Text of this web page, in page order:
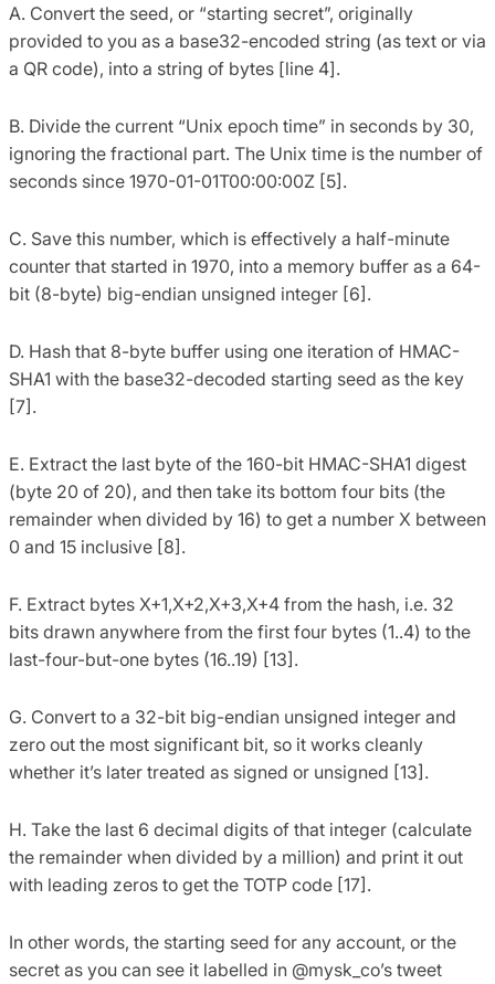
A. Convert the seed, or “starting secret”, originally
provided to you as a base32-encoded string (as text or via
a QR code), into a string of bytes [line 4].
B. Divide the current “Unix epoch time” in seconds by 30,
ignoring the fractional part. The Unix time is the number of
seconds since 1970-01-01T00:00:00Z [5].
C. Save this number, which is effectively a half-minute
counter that started in 1970, into a memory buffer as a 64-
bit (8-byte) big-endian unsigned integer [6].
D. Hash that 8-byte buffer using one iteration of HMAC-
SHA1 with the base32-decoded starting seed as the key
[7].
E. Extract the last byte of the 160-bit HMAC-SHA1 digest
(byte 20 of 20), and then take its bottom four bits (the
remainder when divided by 16) to get a number X between
0 and 15 inclusive [8].
F. Extract bytes X+1,X+2,X+3,X+4 from the hash, i.e. 32
bits drawn anywhere from the first four bytes (1..4) to the
last-four-but-one bytes (16..19) [13].
G. Convert to a 32-bit big-endian unsigned integer and
zero out the most significant bit, so it works cleanly
whether it’s later treated as signed or unsigned [13].
H. Take the last 6 decimal digits of that integer (calculate
the remainder when divided by a million) and print it out
with leading zeros to get the TOTP code [17].
In other words, the starting seed for any account, or the
secret as you can see it labelled in @mysk_co’s tweet